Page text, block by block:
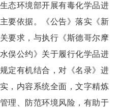
态环境部开展有毒化学品进
要依据。《公告》落实《新
要求，与执行《斯德哥尔摩
俣公约》关于履行化学品进
定有机结合，对《名录》进
，内容系统全面，文字精炼
理、防范环境风险，有助于